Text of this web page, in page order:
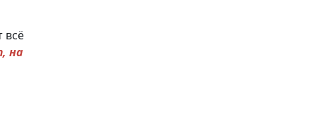
всё
на